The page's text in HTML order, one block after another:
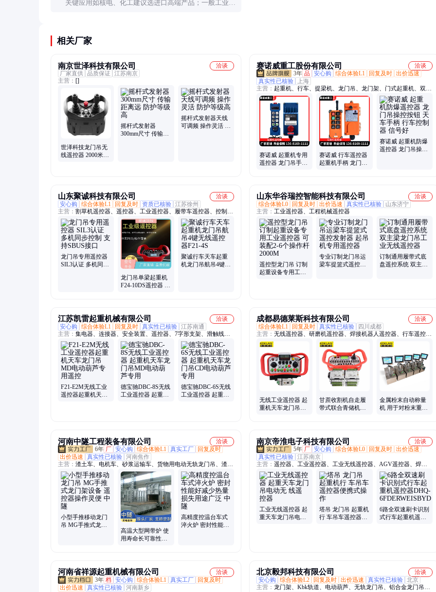
关键应用如核电、化工建议选进口高端产品；一般工业用
相关厂家
南京世泽科技有限公司
洽谈
厂家直供 品质保证 江苏南京
主营： []
世泽科技龙门吊无
线遥控器 2000米
摇杆式发射器
300mm尺寸 传输距
摇杆式发射器天线
可调频 操作灵活 防
赛诺威重工股份有限公司
洽谈
3年 品 安心购 综合体验L1 回复及时 出价迅速
真实性已核验
上海
主营： 起重机、行车、提梁机、龙门吊、龙门架、门式起重机、双梁
起重机、桥式起重机、单梁起重机、悬臂吊、悬挂起重机、电动葫芦
赛诺威 起重机专用
遥控器 龙门吊手柄
赛诺威 行车遥控器
起重机手柄 龙门吊
赛诺威 起重机防爆
遥控器 龙门吊操控
山东聚诚科技有限公司
洽谈
安心购
综合体验L1 回复及时 资质已核验 江苏徐州
主营： 割草机遥控器、遥控器、工业遥控器、履带车遥控器、控制
器、无线工业控制器
龙门吊专用遥控器
SIL3认证 多机同步
龙门吊单梁起重机
F24-10DS遥控器 工
聚诚行车天车起重
机龙门吊航吊4键无
山东华谷瑞控智能科技有限公司
洽谈
综合体验L0
回复及时 出价迅速 真实性已核验
山东济宁
主营： 工业遥控器、工程机械遥控器
遥控型龙门吊 订制
起重设备专用工业
专业订制龙门吊运
梁车提篮式遥控发
订制通用履带式底
盘遥控系统 双主梁
江苏凯雷起重机械有限公司
洽谈
安心购
综合体验L1 回复及时 真实性已核验 江苏南通
主营： 集电器、连接器、安全装置、遥控器、7字形支架、滑触线配
件、受电器滑块、一字型支架、中间电源供电器、行车电源供电器、
防脱装置保险卡
F21-E2M无线工业
遥控器起重机天车
德宝驰DBC-8S无线
工业遥控器 起重机
德宝驰DBC-6S无线
工业遥控器 起重机
成都易德莱斯科技有限公司
洽谈
综合体验L1
回复及时 真实性已核验
四川成都
主营： 无线遥控器、研磨机遥控器、焊接机器人遥控器、行车遥控
器、登高车遥控器、高频墙锯遥控器、马路切割机遥控器、变位机遥
控器、移动破碎站遥控器、起重设备遥控器、叉车遥控器、各类履带
车遥控器、AGV平板车遥控器、各类轮式小车遥控器、矿山切割设
备遥控器、提升设备遥控器
无线工业遥控器 起
重机天车龙门吊CD
甘蔗收割机自走履
带式联合青储机多
金属粉末自动称量
机 用于对粉末重量
河南中隧工程装备有限公司
洽谈
6年 厂 安心购 综合体验L1 真实工厂
回复及时
出价迅速
真实性已核验 河南焦作
主营： 渣土车、电机车、砂浆运输车、货物用电动无轨龙门吊、渣土
运输车、隧道施工设备、地铁隧道电机车、轨道混凝土搅拌运输车、
龙门架、电动地平车、轨道电机车、滚筒烘干机、三筒烘干机、双段
冷煤气站、双段热煤气站、无轨龙门架、工业感应炉、电动无轨平
车、矿用电机车、隧道电机车、可定制矿用电机车、单筒烘干机、回
转窑、滚筒窑、隧道炉、轨道式混凝土搅拌车
小型手推移动龙门
吊 MG手推式龙门
高温大型网带炉 使
用寿命长可靠性高
高精度控温台车式
淬火炉 密封性能好
南京帝淮电子科技有限公司
洽谈
5年 厂 安心购 综合体验L0 回复及时 出价迅速
真实性已核验 江苏南京
主营： 遥控器、工业遥控器、工业无线遥控器、AGV遥控器、焊接
机器人遥控器、切割机遥控器、研磨机工业遥控器、机器人小车遥控
器、起重机遥控器、塔吊遥控器、船舶吊工业遥控器、履带车遥控
器、RGV小车遥控器
工业无线遥控器 起
重天车龙门吊电动
塔吊 龙门吊 起重机
行 车吊车遥控器便
6路全双速刷卡识别
式行车起重机遥控
河南省祥源起重机械有限公司
洽谈
3年 档 安心购 综合体验L1 真实工厂
回复及时
出价迅速
真实性已核验 河南新乡
北京毅邦科技有限公司
洽谈
安心购
综合体验L2 回复及时 出价迅速 真实性已核验 北京
主营： 龙门架、Kbk轨道、电动葫芦、无轨龙门吊、铝合金龙门吊、